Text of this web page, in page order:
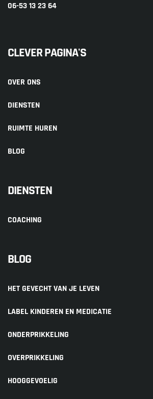
06-53 13 23 64
CLEVER PAGINA'S
OVER ONS
DIENSTEN
RUIMTE HUREN
BLOG
DIENSTEN
COACHING
BLOG
HET GEVECHT VAN JE LEVEN
LABEL KINDEREN EN MEDICATIE
ONDERPRIKKELING
OVERPRIKKELING
HOOGGEVOELIG